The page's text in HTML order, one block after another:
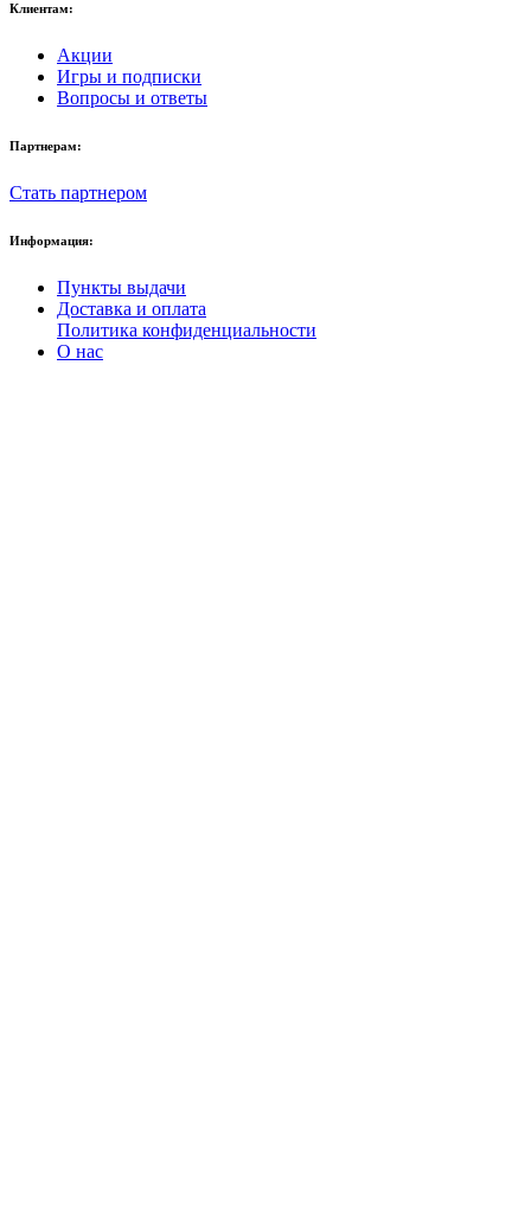
Клиентам:
Акции
Игры и подписки
Вопросы и ответы
Партнерам:
Стать партнером
Информация:
Пункты выдачи
Доставка и оплата
Политика конфиденциальности
О нас